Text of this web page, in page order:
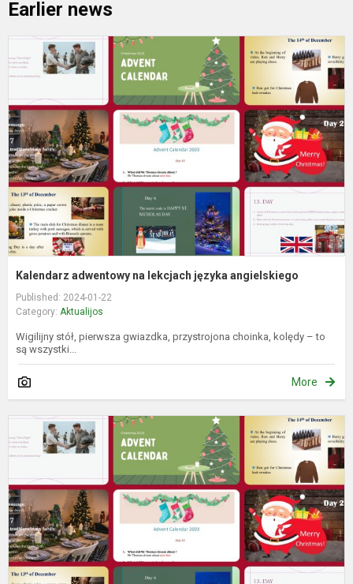
Earlier news
Kalendarz adwentowy na lekcjach języka angielskiego
Published: 2024-01-22
Category: Aktualijos
Wigilijny stół, pierwsza gwiazdka, przystrojona choinka, kolędy – to
są wszystki...
More